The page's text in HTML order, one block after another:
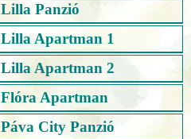
Lilla Panzió
Lilla Apartman 1
Lilla Apartman 2
Flóra Apartman
Páva City Panzió